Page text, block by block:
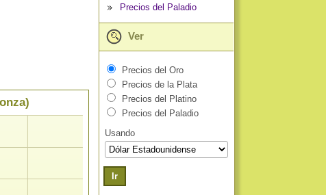
Precios del Paladio
Ver
Precios del Oro
Precios de la Plata
Precios del Platino
Precios del Paladio
Usando
Ir